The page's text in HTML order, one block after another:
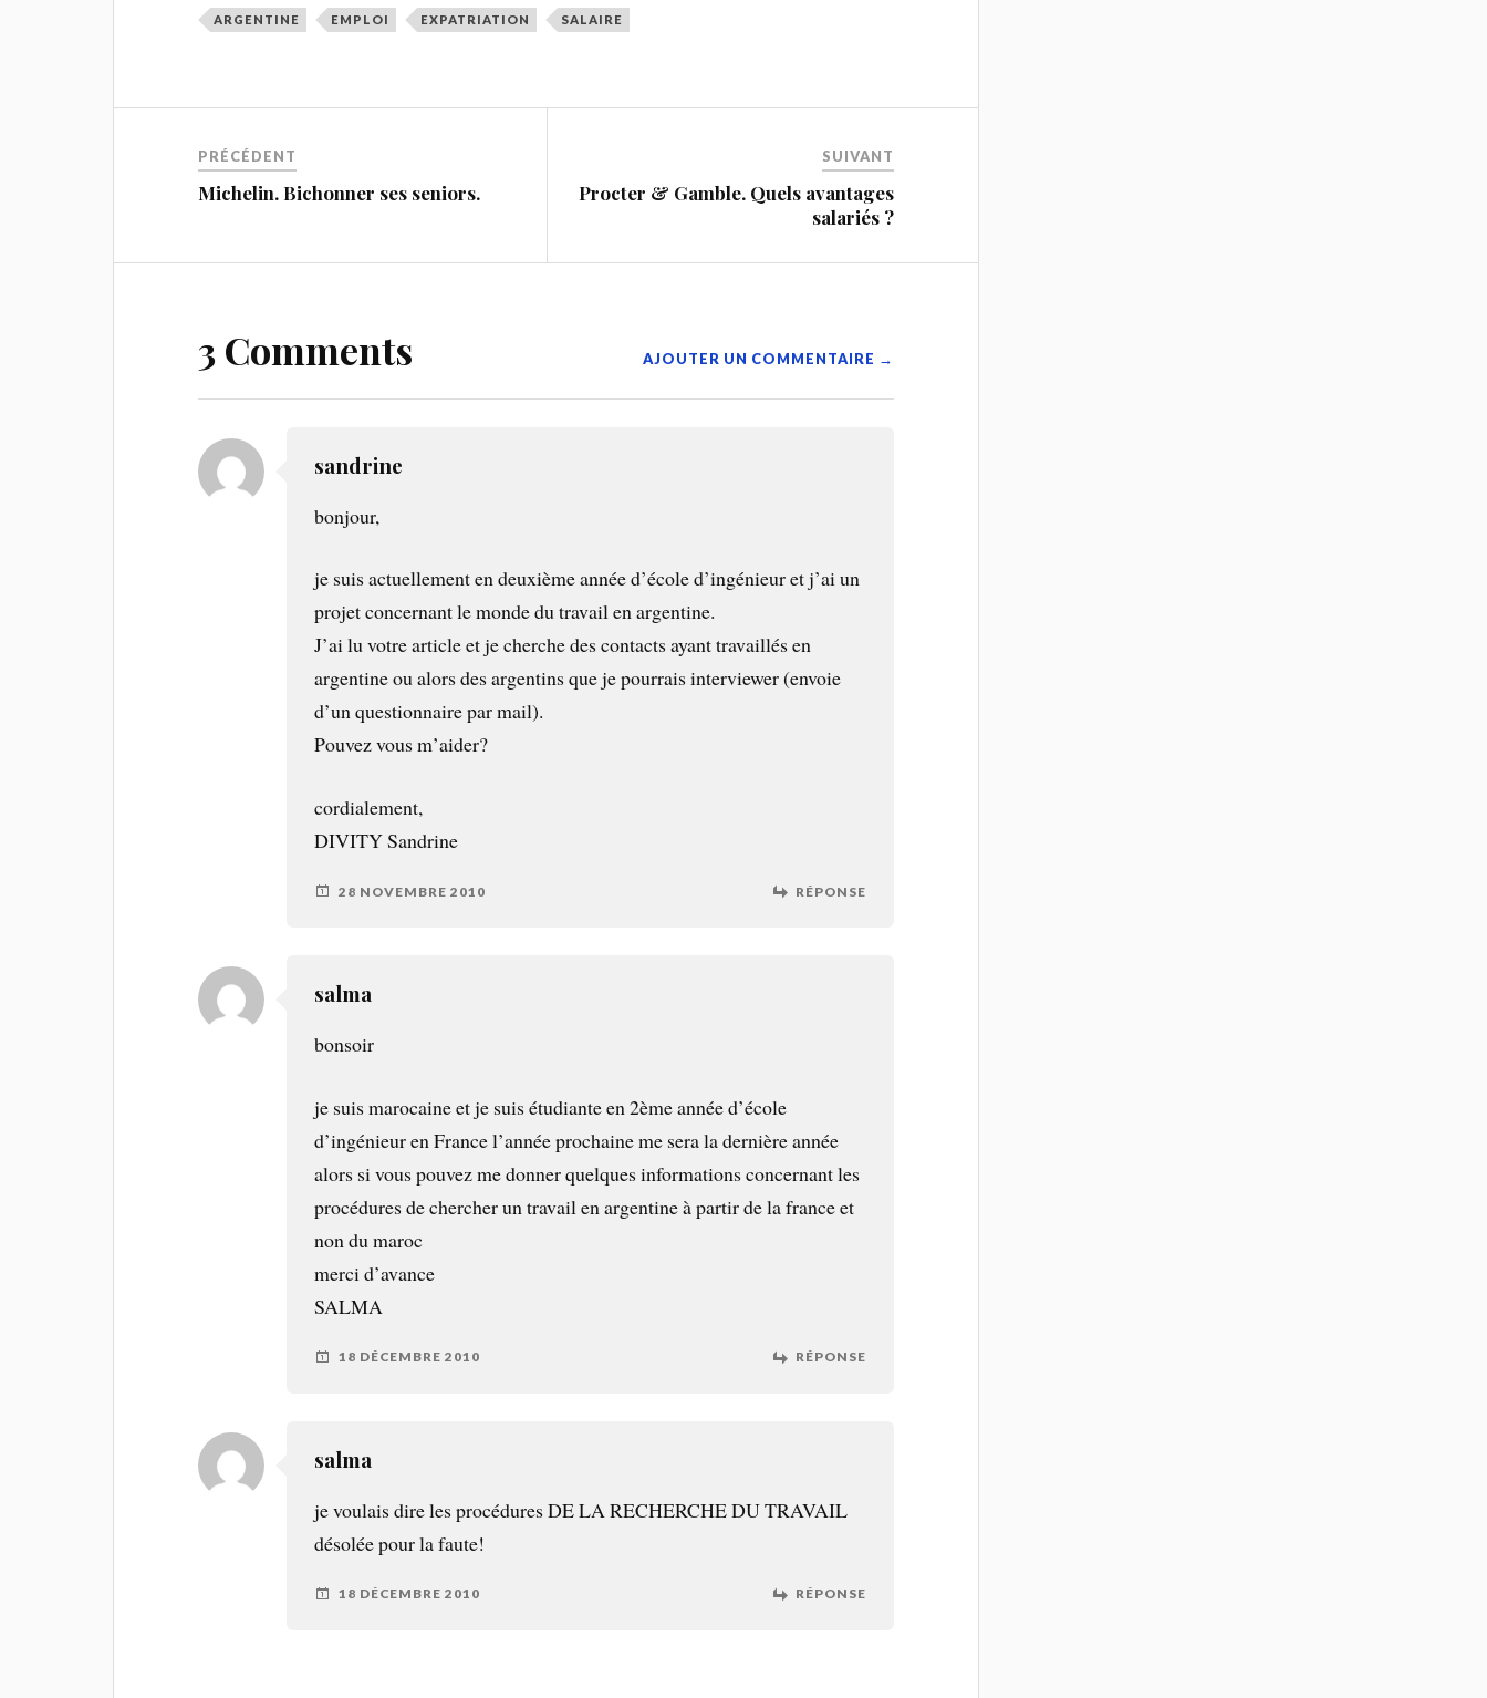
ARGENTINE EMPLOI EXPATRIATION SALAIRE
PRÉCÉDENT
Michelin. Bichonner ses seniors.
SUIVANT
Procter & Gamble. Quels avantages
salariés ?
3 Comments AJOUTER UN COMMENTAIRE →
sandrine
bonjour,
je suis actuellement en deuxième année d’école d’ingénieur et j’ai un
projet concernant le monde du travail en argentine.
J’ai lu votre article et je cherche des contacts ayant travaillés en
argentine ou alors des argentins que je pourrais interviewer (envoie
d’un questionnaire par mail).
Pouvez vous m’aider?
cordialement,
DIVITY Sandrine
28 NOVEMBRE 2010 RÉPONSE
salma
bonsoir
je suis marocaine et je suis étudiante en 2ème année d’école
d’ingénieur en France l’année prochaine me sera la dernière année
alors si vous pouvez me donner quelques informations concernant les
procédures de chercher un travail en argentine à partir de la france et
non du maroc
merci d’avance
SALMA
18 DÉCEMBRE 2010 RÉPONSE
salma
je voulais dire les procédures DE LA RECHERCHE DU TRAVAIL
désolée pour la faute!
18 DÉCEMBRE 2010 RÉPONSE